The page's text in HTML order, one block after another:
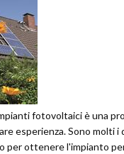
fotovoltaici è una
esperienza. Sono molti i
per ottenere l'impianto